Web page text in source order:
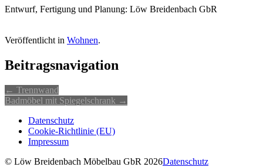
Entwurf, Fertigung und Planung: Löw Breidenbach GbR
Veröffentlicht in Wohnen.
Beitragsnavigation
← Trennwand
Badmöbel mit Spiegelschrank →
Datenschutz
Cookie-Richtlinie (EU)
Impressum
© Löw Breidenbach Möbelbau GbR 2026Datenschutz